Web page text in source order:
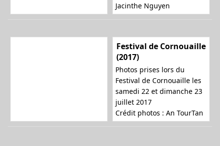
Jacinthe Nguyen
Festival de Cornouaille
(2017)
Photos prises lors du
Festival de Cornouaille les
samedi 22 et dimanche 23
juillet 2017
Crédit photos : An TourTan